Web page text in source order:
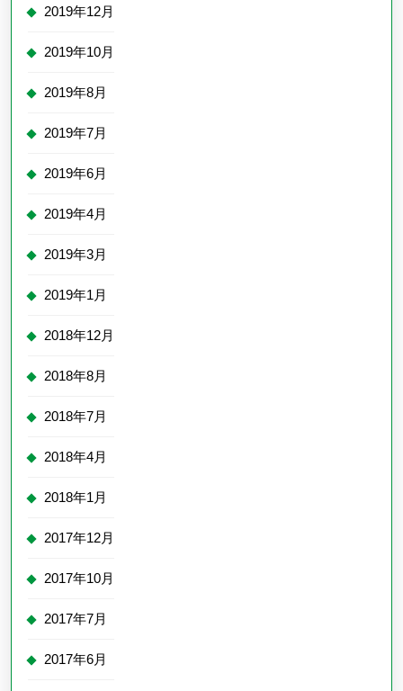
2019年12月
2019年10月
2019年8月
2019年7月
2019年6月
2019年4月
2019年3月
2019年1月
2018年12月
2018年8月
2018年7月
2018年4月
2018年1月
2017年12月
2017年10月
2017年7月
2017年6月